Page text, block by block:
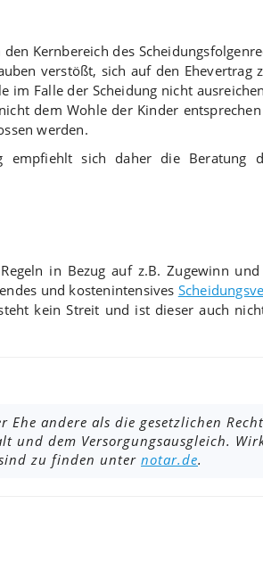
Kernbereich des
verstößt, sich auf den
im Falle der Scheidung nicht
dem Wohle der Kinder
werden.
empfiehlt sich daher die Beratung
in Bezug auf z.B. Zugewinn
und kostenintensives
kein Streit und ist dieser auch
andere als die gesetzlichen
dem Versorgungsausgleich.
zu finden unter notar.de.